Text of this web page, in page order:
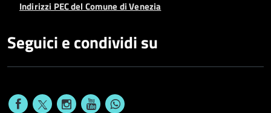
Indirizzi PEC del Comune di Venezia
Seguici e condividi su